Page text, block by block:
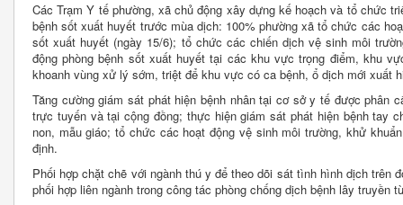
Các Trạm Y tế phường, xã chủ động xây dựng kế hoạch và tổ chức
bệnh sốt xuất huyết trước mùa dịch: 100% phường xã tổ chức các
sốt xuất huyết (ngày 15/6); tổ chức các chiến dịch vệ sinh môi
động phòng bệnh sốt xuất huyết tại các khu vực trọng điểm, khu
khoanh vùng xử lý sớm, triệt để khu vực có ca bệnh, ổ dịch mới xuất
Tăng cường giám sát phát hiện bệnh nhân tại cơ sở y tế được phân
trực tuyến và tại cộng đồng; thực hiện giám sát phát hiện bệnh tay
non, mẫu giáo; tổ chức các hoạt động vệ sinh môi trường, khử
định.
Phối hợp chặt chẽ với ngành thú y để theo dõi sát tình hình dịch trên
phối hợp liên ngành trong công tác phòng chống dịch bệnh lây truyền